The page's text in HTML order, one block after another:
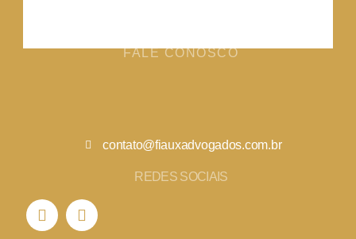
FALE CONOSCO
contato@fiauxadvogados.com.br
REDES SOCIAIS